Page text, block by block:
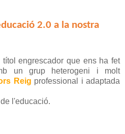
2.0 a la nostra
engrescador que ens ha fet
un grup heterogeni i molt
Reig professional i adaptada
l'educació.